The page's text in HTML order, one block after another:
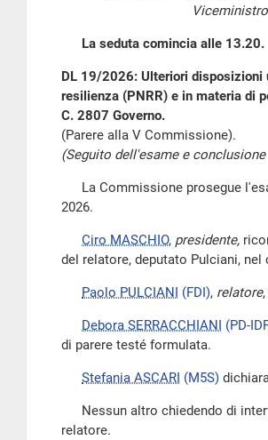
La seduta comincia alle 13.20.
DL 19/2026: Ulteriori disposizioni
resilienza (PNRR) e in materia di
C. 2807 Governo.
(Parere alla V Commissione).
(Seguito dell'esame e
La Commissione prosegue
2026.
Ciro MASCHIO, presidente,
del relatore, deputato Pulciani,
Paolo PULCIANI (FDI), relatore
Debora SERRACCHIANI (PD-
di parere testé formulata.
Stefania ASCARI (M5S)
Nessun altro chiedendo di
relatore.